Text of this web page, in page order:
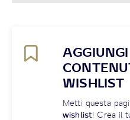
WISHLIST
Metti questa
wishlist! Crea il